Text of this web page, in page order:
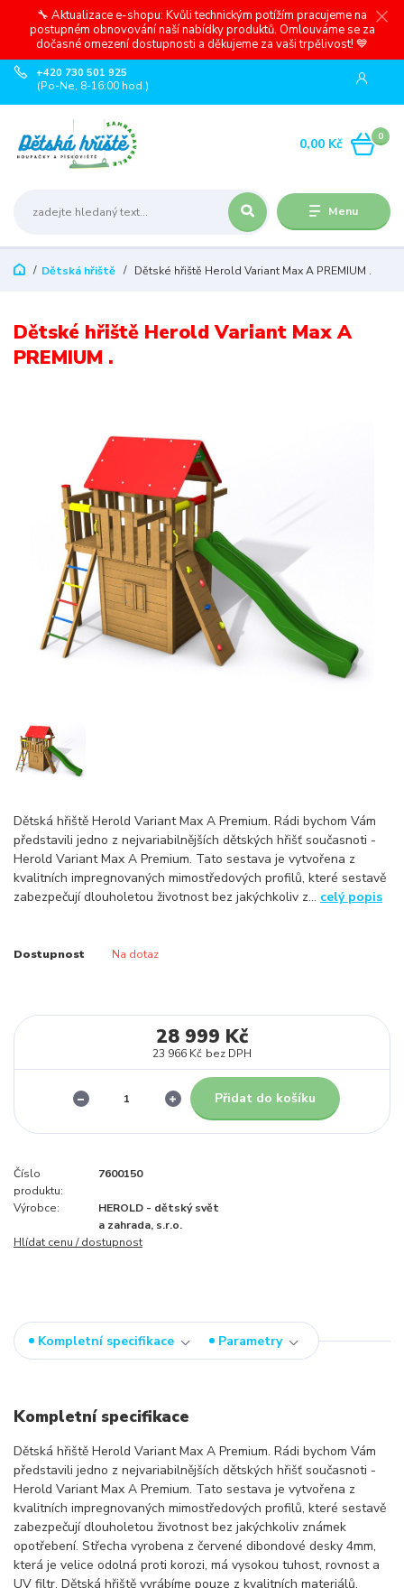
🔧 Aktualizace e-shopu: Kvůli technickým potížím pracujeme na
postupném obnovování naší nabídky produktů. Omlouváme se za
dočasné omezení dostupnosti a děkujeme za vaši trpělivost! 💙
Menu
+420 730 501 925
(Po-Ne, 8-16:00 hod.)
0
0,00 Kč
Dětská hřiště Dětské hřiště Herold Variant Max A PREMIUM .
Dětské hřiště Herold Variant Max A
PREMIUM .
Dětská hřiště Herold Variant Max A Premium. Rádi bychom Vám
představili jedno z nejvariabilnějších dětských hřišť současnoti -
Herold Variant Max A Premium. Tato sestava je vytvořena z
kvalitních impregnovaných mimostředových profilů, které sestavě
zabezpečují dlouholetou životnost bez jakýchkoliv z... celý popis
Dostupnost Na dotaz
28 999 Kč
23 966 Kč bez DPH
Přidat do košíku
Číslo
produktu:
7600150
Výrobce:
HEROLD - dětský svět
a zahrada, s.r.o.
Hlídat cenu / dostupnost
Kompletní specifikace Parametry
Kompletní specifikace
Dětská hřiště Herold Variant Max A Premium. Rádi bychom Vám
představili jedno z nejvariabilnějších dětských hřišť současnoti -
Herold Variant Max A Premium. Tato sestava je vytvořena z
kvalitních impregnovaných mimostředových profilů, které sestavě
zabezpečují dlouholetou životnost bez jakýchkoliv známek
opotřebení. Střecha vyrobena z červené dibondové desky 4mm,
která je velice odolná proti korozi, má vysokou tuhost, rovnost a
UV filtr. Dětská hřiště vyrábíme pouze z kvalitních materiálů.